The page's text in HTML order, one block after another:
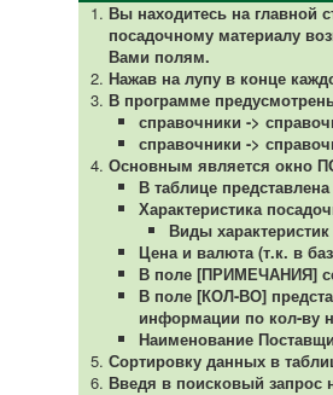
Вы находитесь на главной
посадочному материалу
Вами полям.
Нажав на лупу в конце
В программе
справочники ->
справочники ->
Основным является окно
В таблице
Характеристика
Виды
Цена и валюта (т.к. в
В поле [ПРИМЕЧАНИЯ]
В поле [КОЛ-ВО]
информации по кол-ву
Наименование
Сортировку данных в
Введя в поисковый запрос